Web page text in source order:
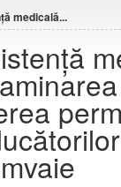
medicală...